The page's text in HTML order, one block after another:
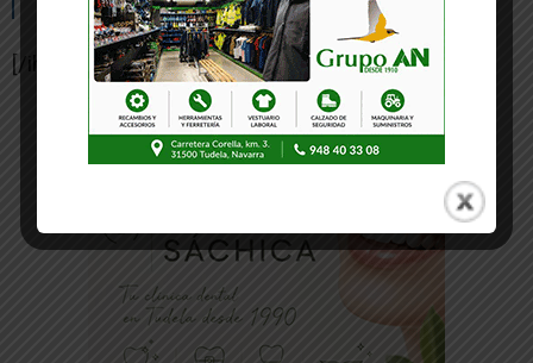
[/ihc-hide-content]
-- Publicidad --